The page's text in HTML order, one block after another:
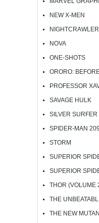
NEW X-MEN
NIGHTCRAWLER
NOVA
ONE-SHOTS
ORORO:
PROFESSOR
SAVAGE HULK
SILVER SURFER
SPIDER-MAN
STORM
SUPERIOR
SUPERIOR
THOR (VOLUME
THE
THE NEW